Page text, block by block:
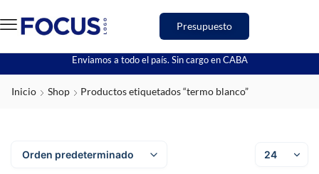
Presupuesto
Enviamos a todo el país. Sin cargo en CABA
Inicio Shop Productos etiquetados “termo blanco”